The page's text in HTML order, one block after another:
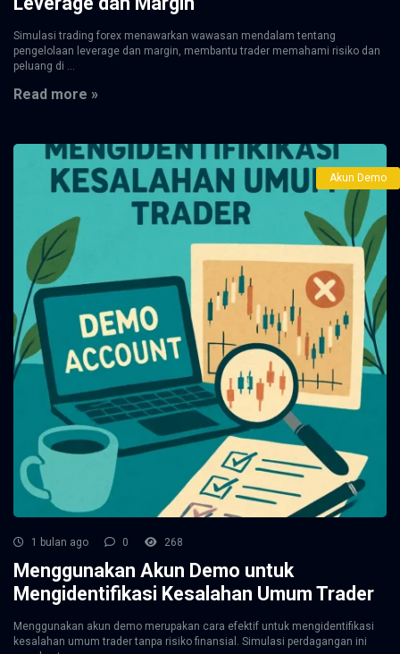
Simulasi trading forex menawarkan wawasan mendalam tentang
pengelolaan leverage dan margin, membantu trader memahami risiko dan
peluang di ...
Read more »
Akun Demo
1 bulan ago 0 268
Menggunakan Akun Demo untuk
Mengidentifikasi Kesalahan Umum Trader
Menggunakan akun demo merupakan cara efektif untuk mengidentifikasi
kesalahan umum trader tanpa risiko finansial. Simulasi perdagangan ini